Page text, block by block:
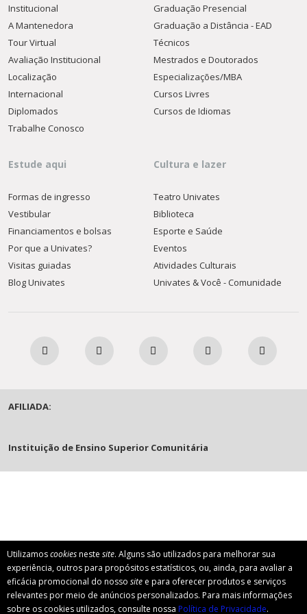
Utilizamoscookiesneste site. Alguns são utilizados para melhorar sua
experiência, outros para propósitos estatísticos, ou, ainda, para avaliar a
eficácia promocional do nosso site e para oferecer produtos e serviços
relevantes por meio de anúncios personalizados. Para mais informações
sobre os cookies utilizados, consulte nossa Política de Privacidade.
Institucional
A Mantenedora
Tour Virtual
Avaliação Institucional
Localização
Internacional
Diplomados
Trabalhe Conosco
Graduação Presencial
Graduação a Distância - EAD
Técnicos
Mestrados e Doutorados
Especializações/MBA
Cursos Livres
Cursos de Idiomas
Estude aqui
Formas de ingresso
Vestibular
Financiamentos e bolsas
Por que a Univates?
Visitas guiadas
Blog Univates
Cultura e lazer
Teatro Univates
Biblioteca
Esporte e Saúde
Eventos
Atividades Culturais
Univates & Você - Comunidade
AFILIADA:
Instituição de Ensino Superior Comunitária